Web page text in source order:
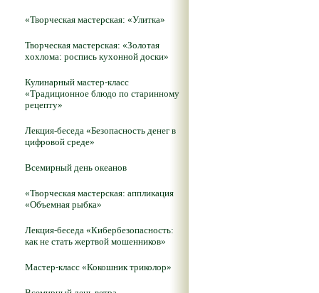
«Творческая мастерская: «Улитка»
Творческая мастерская: «Золотая
хохлома: роспись кухонной доски»
Кулинарный мастер-класс
«Традиционное блюдо по старинному
рецепту»
Лекция-беседа «Безопасность денег в
цифровой среде»
Всемирный день океанов
«Творческая мастерская: аппликация
«Объемная рыбка»
Лекция-беседа «Кибербезопасность:
как не стать жертвой мошенников»
Мастер-класс «Кокошник триколор»